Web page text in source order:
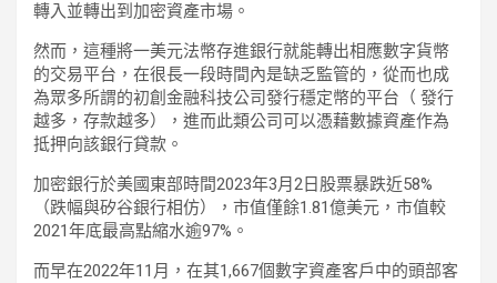
轉入並轉出到加密資產市場。
然而，這種將一美元法幣存進銀行就能轉出相應數字貨幣
的交易平台，在很長一段時間內是缺乏監管的，從而也成
為眾多所謂的初創金融科技公司發行穩定幣的平台（ 發行
越多，存款越多），進而此類公司可以憑藉數據資產作為
抵押向該銀行貸款。
加密銀行於美國東部時間2023年3月2日股票暴跌近58%
（跌幅與矽谷銀行相仿），市值僅餘1.81億美元，市值較
2021年底最高點縮水逾97%。
而早在2022年11月，在其1,667個數字資產客戶中的頭部客